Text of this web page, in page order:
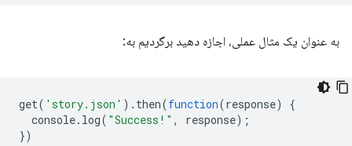
به عنوان یک مثال عملی، اجازه دهید برگردیم به:
get( 'story.json' ). then(function(response)
{
console. log( "Success!" , response);
})